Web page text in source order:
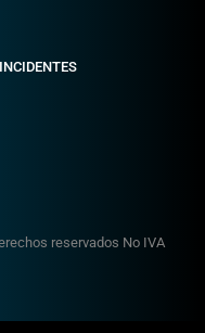
reservados No IVA